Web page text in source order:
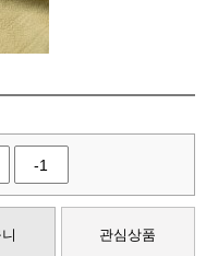
-1
관심상품